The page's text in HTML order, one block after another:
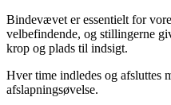
Bindevævet er essentielt for
velbefindende, og stillingerne
krop og plads til indsigt.
Hver time indledes og afsluttes
afslapningsøvelse.